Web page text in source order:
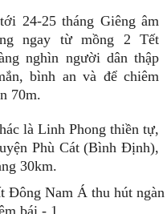
24-25 tháng Giêng âm
ngay từ mồng 2 Tết
nghìn người dân thập
bình an và để chiêm
70m.
là Linh Phong thiền tự,
Phù Cát (Bình Định),
30km.